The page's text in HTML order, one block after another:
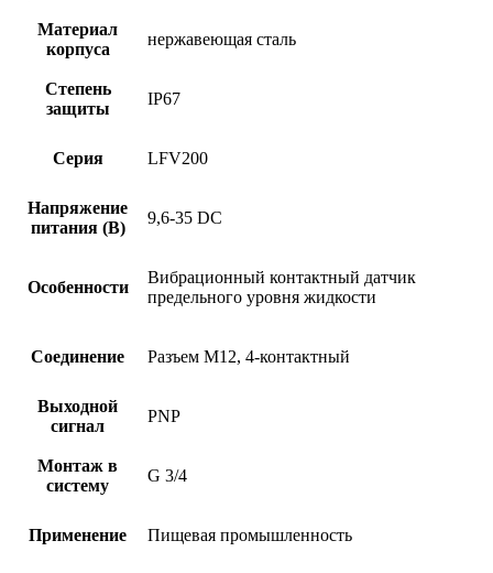
Материал
корпуса
нержавеющая сталь
Степень
защиты
IP67
Серия LFV200
Напряжение
питания (В)
9,6-35 DC
Особенности
Вибрационный контактный датчик
предельного уровня жидкости
Соединение Разъем M12, 4-контактный
Выходной
сигнал
PNP
Монтаж в
систему
G 3/4
Применение Пищевая промышленность